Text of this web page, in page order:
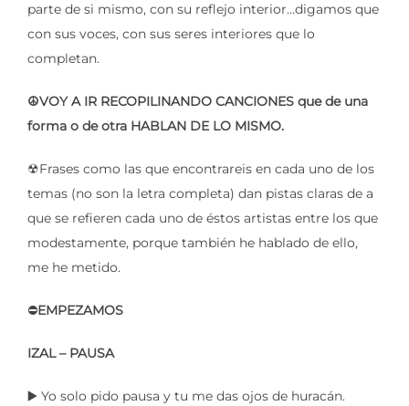
parte de si mismo, con su reflejo interior…digamos que
con sus voces, con sus seres interiores que lo
completan.
☮VOY A IR RECOPILINANDO CANCIONES que de una
forma o de otra HABLAN DE LO MISMO.
☢Frases como las que encontrareis en cada uno de los
temas (no son la letra completa) dan pistas claras de a
que se refieren cada uno de éstos artistas entre los que
modestamente, porque también he hablado de ello,
me he metido.
⛔EMPEZAMOS
IZAL – PAUSA
▶️ Yo solo pido pausa y tu me das ojos de huracán.